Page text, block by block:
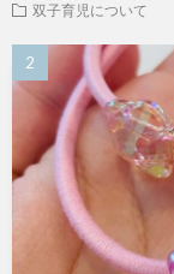
双子育児について